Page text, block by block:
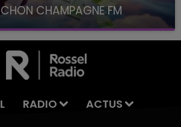
CHAMPAGNE FM
FM, à 8H10
RADIO
ACTUS